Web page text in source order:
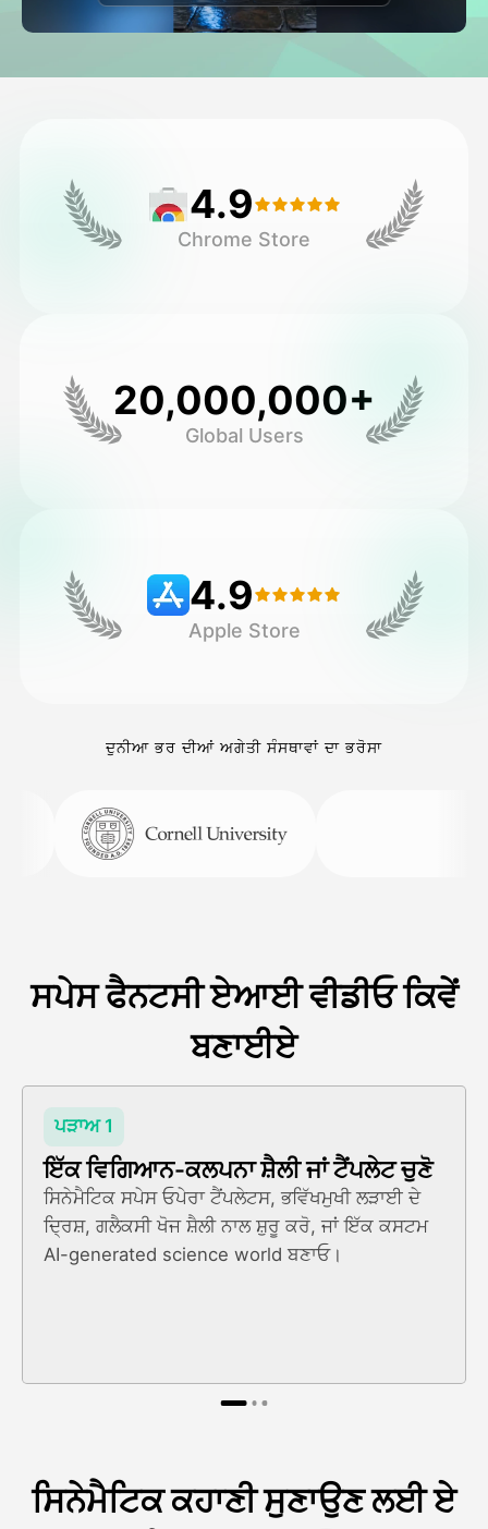
ਅਵਤਾਰ ਵੀਡੀਓ
▼
ਹੋਰ ਸਾਧਨ 4.9
Chrome Store
20,000,000+
Global Users
4.9
Apple Store
ਦੁਨੀਆ ਭਰ ਦੀਆਂ ਅਗੇਤੀ ਸੰਸਥਾਵਾਂ ਦਾ ਭਰੋਸਾ
ਸਪੇਸ ਫੈਨਟਸੀ ਏਆਈ ਵੀਡੀਓ ਕਿਵੇਂ
ਬਣਾਈਏ
ਪੜਾਅ 1
ਇੱਕ ਵਿਗਿਆਨ-ਕਲਪਨਾ ਸ਼ੈਲੀ ਜਾਂ ਟੈਂਪਲੇਟ ਚੁਣੋ
ਸਿਨੇਮੈਟਿਕ ਸਪੇਸ ਓਪੇਰਾ ਟੈਂਪਲੇਟਸ, ਭਵਿੱਖਮੁਖੀ ਲੜਾਈ ਦੇ
ਦ੍ਰਿਸ਼, ਗਲੈਕਸੀ ਖੋਜ ਸ਼ੈਲੀ ਨਾਲ ਸ਼ੁਰੂ ਕਰੋ, ਜਾਂ ਇੱਕ ਕਸਟਮ
AI-generated science world ਬਣਾਓ।
ਸਿਨੇਮੈਟਿਕ ਕਹਾਣੀ ਸੁਣਾਉਣ ਲਈ ਏ